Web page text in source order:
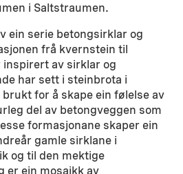
i Saltstraumen.
ein serie betongsirklar og
frå kvernstein til
av sirklar og
har sett i steinbrota i
for å skape ein følelse av
del av betongveggen som
formasjonane skaper ein
gamle sirklane i
og til den mektige
er ein mosaikk av